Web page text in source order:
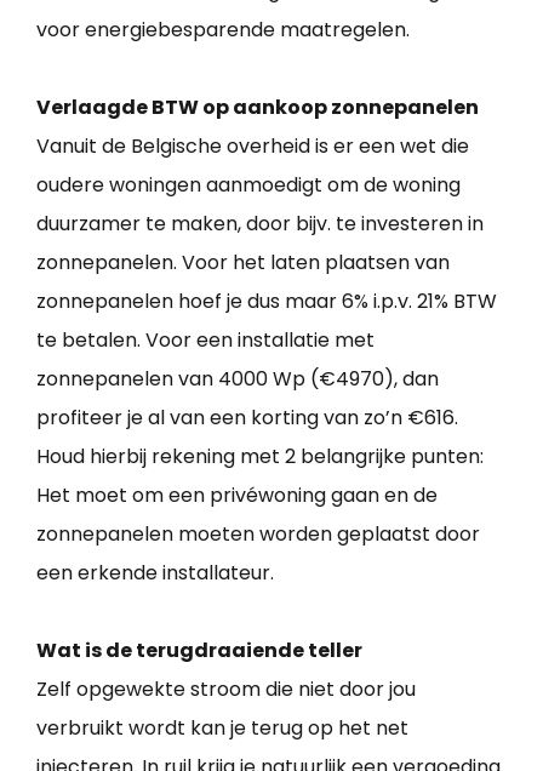
voor energiebesparende maatregelen.
Verlaagde BTW op aankoop zonnepanelen
Vanuit de Belgische overheid is er een wet die
oudere woningen aanmoedigt om de woning
duurzamer te maken, door bijv. te investeren in
zonnepanelen. Voor het laten plaatsen van
zonnepanelen hoef je dus maar 6% i.p.v. 21% BTW
te betalen. Voor een installatie met
zonnepanelen van 4000 Wp (€4970), dan
profiteer je al van een korting van zo’n €616.
Houd hierbij rekening met 2 belangrijke punten:
Het moet om een privéwoning gaan en de
zonnepanelen moeten worden geplaatst door
een erkende installateur.
Wat is de terugdraaiende teller
Zelf opgewekte stroom die niet door jou
verbruikt wordt kan je terug op het net